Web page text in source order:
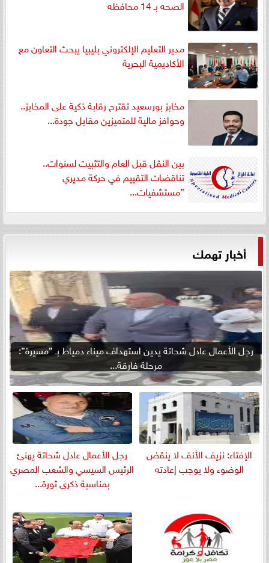
الصحه بـ 14 محافظه
مدير التعليم الإلكتروني بليبيا يبحث التعاون مع
الأكاديمية البحرية
مخابز بورسعيد تقترح رقابة ذكية على المخابز..
وحوافز مالية للمتميزين مقابل جودة...
بين النقل قبل العام والتثبيت لسنوات..
تناقضات التقييم في حركة مديري
”مستشفيات...
أخبار تهمك
رجل الأعمال عادل شحاتة يدين استهداف ميناء دمياط بـ ”مسيرة”:
مرحلة فارقة...
الإفتاء: نزيف الأنف لا ينقض
الوضوء ولا يوجب إعادته
رجل الأعمال عادل شحاتة يهنئ
الرئيس السيسي والشعب المصري
بمناسبة ذكرى ثورة...